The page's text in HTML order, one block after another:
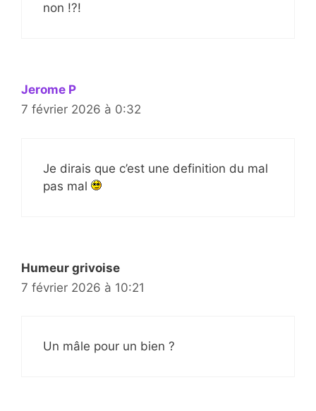
non !?!
Jerome P
7 février 2026 à 0:32
Je dirais que c’est une definition du mal
pas mal
Humeur grivoise
7 février 2026 à 10:21
Un mâle pour un bien ?